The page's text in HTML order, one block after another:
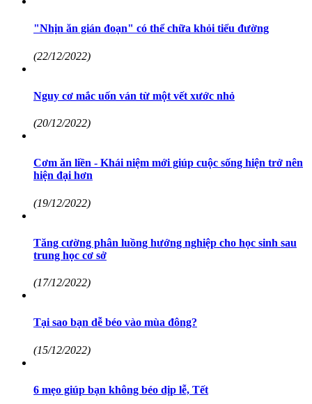
"Nhịn ăn gián đoạn" có thể chữa khỏi tiểu đường
(22/12/2022)
Nguy cơ mắc uốn ván từ một vết xước nhỏ
(20/12/2022)
Cơm ăn liền - Khái niệm mới giúp cuộc sống hiện trở nên
hiện đại hơn
(19/12/2022)
Tăng cường phân luồng hướng nghiệp cho học sinh sau
trung học cơ sở
(17/12/2022)
Tại sao bạn dễ béo vào mùa đông?
(15/12/2022)
6 mẹo giúp bạn không béo dịp lễ, Tết